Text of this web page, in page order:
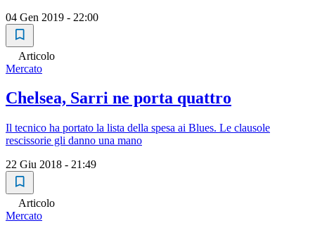
04 Gen 2019 - 22:00
Articolo
Mercato
Chelsea, Sarri ne porta quattro
Il tecnico ha portato la lista della spesa ai Blues. Le clausole
rescissorie gli danno una mano
22 Giu 2018 - 21:49
Articolo
Mercato